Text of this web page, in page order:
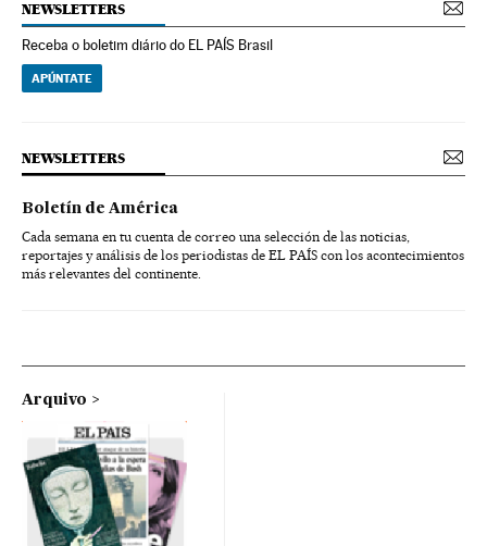
NEWSLETTERS
Receba o boletim diário do EL PAÍS Brasil
APÚNTATE
NEWSLETTERS
Boletín de América
Cada semana en tu cuenta de correo una selección de las noticias,
reportajes y análisis de los periodistas de EL PAÍS con los acontecimientos
más relevantes del continente.
Arquivo